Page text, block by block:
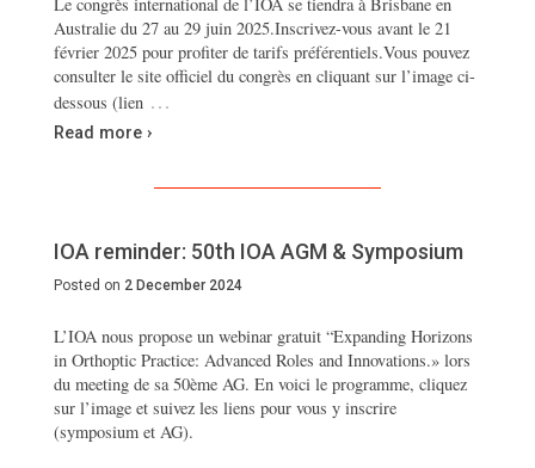
Australie du 27 au 29 juin 2025.Inscrivez-vous avant le 21
février 2025 pour profiter de tarifs préférentiels.Vous pouvez
consulter le site officiel du congrès en cliquant sur l’image ci-
dessous (lien …
Read more ›
IOA reminder: 50th IOA AGM & Symposium
Posted on 2 December 2024
L’IOA nous propose un webinar gratuit “Expanding Horizons
in Orthoptic Practice: Advanced Roles and Innovations.» lors
du meeting de sa 50ème AG. En voici le programme, cliquez
sur l’image et suivez les liens pour vous y inscrire
(symposium et AG).